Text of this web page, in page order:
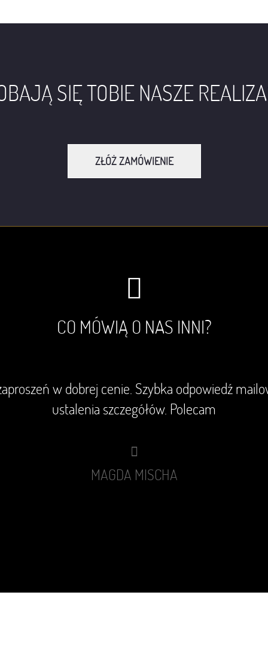
SIĘ TOBIE NASZE
ZŁÓŻ ZAMÓWIENIE
CO MÓWIĄ O NAS INNI?
w dobrej cenie. Szybka odpowiedź
ustalenia szczegółów. Polecam
MAGDA MISCHA